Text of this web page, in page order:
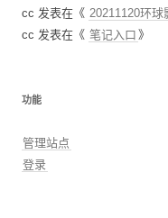
cc 发表在《 20211120环球
cc 发表在《 笔记入口 》
功能
管理站点
登录